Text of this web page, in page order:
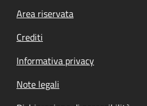
Footer menu
Area riservata
Crediti
Informativa privacy
Note legali